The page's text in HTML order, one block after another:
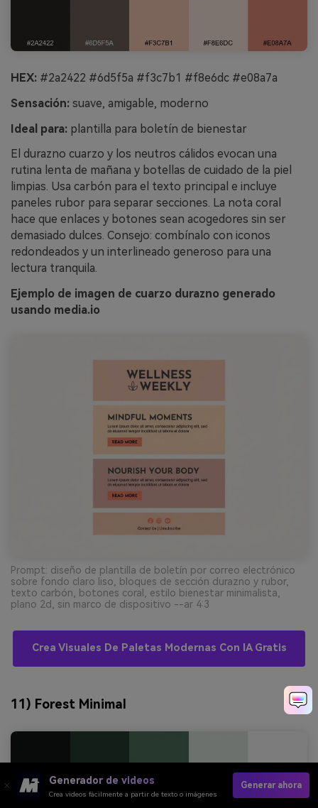
HEX: #2a2422 #6d5f5a #f3c7b1 #f8e6dc #e08a7a
Sensación: suave, amigable, moderno
Ideal para: plantilla para boletín de bienestar
El durazno cuarzo y los neutros cálidos evocan una
rutina lenta de mañana y botellas de cuidado de la piel
limpias. Usa carbón para el texto principal e incluye
paneles rubor para separar secciones. La nota coral
hace que enlaces y botones sean acogedores sin ser
demasiado dulces. Consejo: combínalo con iconos
redondeados y un interlineado generoso para una
lectura tranquila.
Ejemplo de imagen de cuarzo durazno generado
usando media.io
Prompt: diseño de plantilla de boletín por correo electrónico
sobre fondo claro liso, bloques de sección durazno y rubor,
texto carbón, botones coral, estilo bienestar minimalista,
plano 2d, sin marco de dispositivo --ar 4:3
Crea Visuales De Paletas Modernas Con IA Gratis
11) Forest Minimal
Generador de videos
Crea videos fácilmente a partir de texto o imágenes
Generar ahora